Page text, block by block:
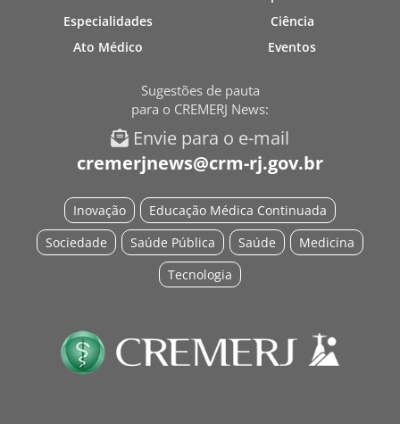
Especialidades
Ato Médico
Ciência
Eventos
Sugestões de pauta
para o CREMERJ News:
Envie para o e-mail
cremerjnews@crm-rj.gov.br
Educação Médica Continuada
Inovação
Medicina
Saúde
Saúde Pública
Sociedade
Tecnologia